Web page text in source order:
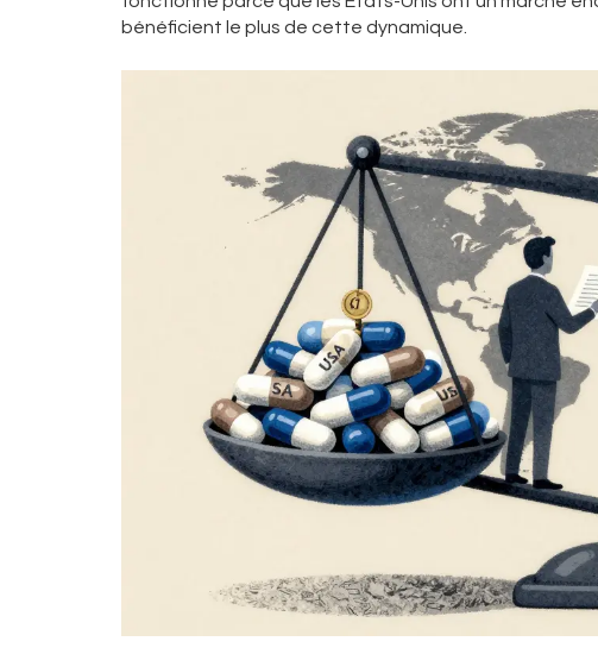
bénéficient le plus de cette dynamique.